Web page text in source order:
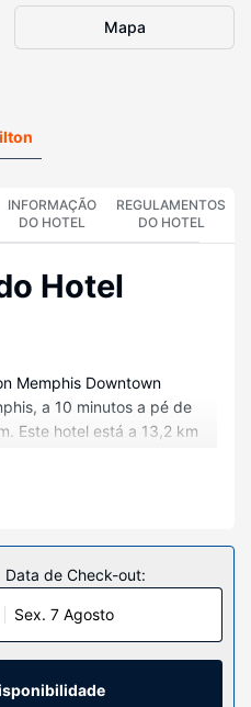
Mapa
INFORMAÇÃO
DO HOTEL
REGULAMENTOS
DO HOTEL
Hotel
Memphis Downtown
a 10 minutos a pé de
Este hotel está a 13,2 km
quartos com ar
ecrã plano. O acesso à
sempre contactável. Ao
de canais digitais. As
com uma banheira ou um
escovas e pasta de dentes.
cofres e secretárias, além
Data de Check-out:
Sex. 7 Agosto